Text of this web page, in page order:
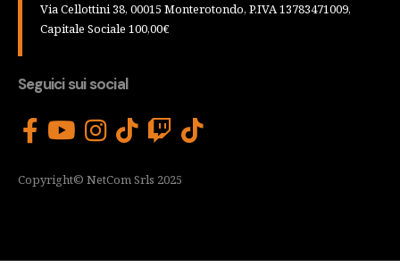
Via Cellottini 38, 00015 Monterotondo, P.IVA 13783471009,
Capitale Sociale 100,00€
Seguici sui social
Copyright© NetCom Srls 2025